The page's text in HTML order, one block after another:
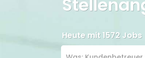
Heute mit 1572 Jobs